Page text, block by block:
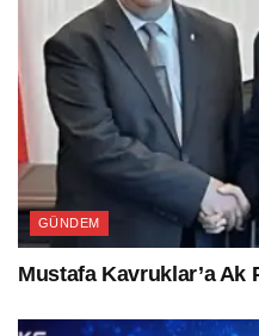
GÜNDEM
Mustafa Kavruklar’a Ak